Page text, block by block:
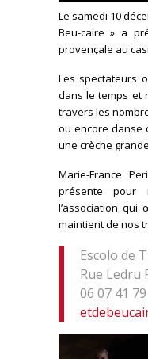
Le samedi 10
Beu-caire » a
provençale au
Les spectateurs
dans le temps et
travers les
ou encore danse
une crèche
Marie-France
présente pour
l’association
maintient de nos
Escolo de
Rue Ledru
06 07 41